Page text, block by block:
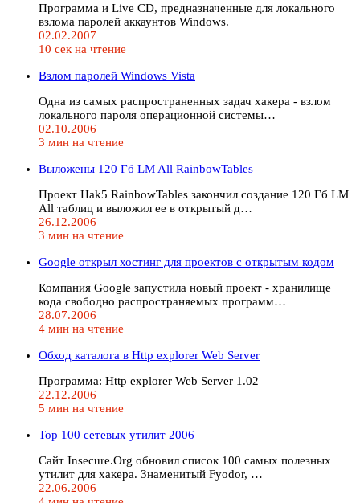
Программа и Live CD, предназначенные для локального
взлома паролей аккаунтов Windows.
02.02.2007
10 сек на чтение
Взлом паролей Windows Vista
Одна из самых распространенных задач хакера - взлом
локального пароля операционной системы…
02.10.2006
3 мин на чтение
Выложены 120 Гб LM All RainbowTables
Проект Hak5 RainbowTables закончил создание 120 Гб LM
All таблиц и выложил ее в открытый д…
26.12.2006
3 мин на чтение
Google открыл хостинг для проектов с открытым кодом
Компания Google запустила новый проект - хранилище
кода свободно распространяемых программ…
28.07.2006
4 мин на чтение
Обход каталога в Http explorer Web Server
Программа: Http explorer Web Server 1.02
22.12.2006
5 мин на чтение
Top 100 сетевых утилит 2006
Сайт Insecure.Org обновил список 100 самых полезных
утилит для хакера. Знаменитый Fyodor, …
22.06.2006